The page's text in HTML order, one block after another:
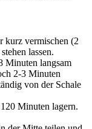
kurz vermischen (2
lassen.
Minuten langsam
2-3 Minuten
von der Schale
Minuten lagern.